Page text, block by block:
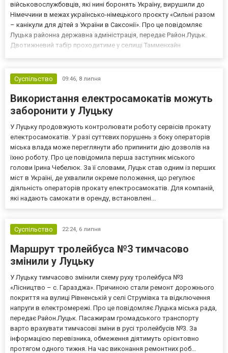
військовослужбовців, які нині боронять Україну, вирушили до
Німеччини в межах українсько-німецького проєкту «Сильні разом
– канікули для дітей з України в Саксонії». Про це повідомляє
Луцька районна державна адміністрація, передає Район.Луцьк.
Двотижневий табір проходитиме у селищі Тамменхайн
Суспільство
09:46, 8 липня
Використання електросамокатів можуть
заборонити у Луцьку
У Луцьку продовжують контролювати роботу сервісів прокату
електросамокатів. У разі суттєвих порушень з боку операторів
міська влада може переглянути або припинити дію дозволів на
їхню роботу. Про це повідомила перша заступник міського
голови Ірина Чебелюк. За її словами, Луцьк став одним із перших
міст в Україні, де ухвалили окреме положення, що регулює
діяльність операторів прокату електросамокатів. Для компаній,
які надають самокати в оренду, встановлені...
Суспільство 22:24, 6 липня
Маршрут тролейбуса №3 тимчасово
змінили у Луцьку
У Луцьку тимчасово змінили схему руху тролейбуса №3
«Лісництво – с. Гаразджа». Причиною стали ремонт дорожнього
покриття на вулиці Рівненській у селі Струмівка та відключення
напруги в електромережі. Про це повідомляє Луцька міська рада,
передає Район.Луцьк. Пасажирам громадського транспорту
варто врахувати тимчасові зміни в русі тролейбусів №3. За
інформацією перевізника, обмеження діятимуть орієнтовно
протягом одного тижня. На час виконання ремонтних роб...